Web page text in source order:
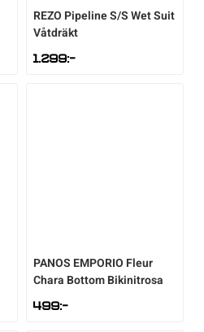
REZO Pipeline S/S Wet Suit
Våtdräkt
1.299:-
PANOS EMPORIO Fleur
Chara Bottom Bikinitrosa
499:-